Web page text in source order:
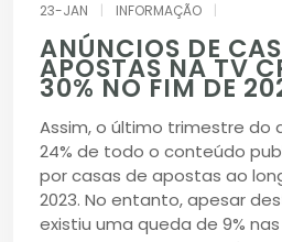
23-JAN INFORMAÇÃO
ANÚNCIOS DE
APOSTAS NA TV
30% NO FIM DE
Assim, o último trimestre do
24% de todo o conteúdo
por casas de apostas ao
2023. No entanto, apesar
existiu uma queda de 9%